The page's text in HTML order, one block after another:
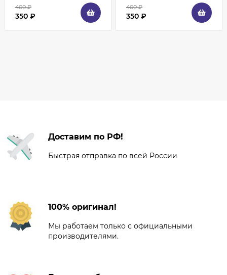
400₽
350 ₽
400₽
350 ₽
Доставим по РФ!
Быстрая отправка по всей России
100% оригинал!
Мы работаем только с официальными
производителями.